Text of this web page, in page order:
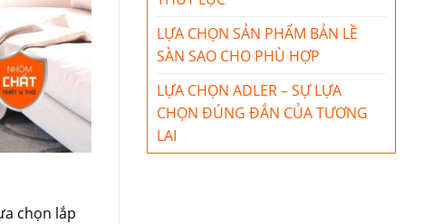
chọn lắp
LỰA CHỌN SẢN PHẨM BẢN LỀ
SÀN SAO CHO PHÙ HỢP
LỰA CHỌN ADLER – SỰ LỰA
CHỌN ĐÚNG ĐẮN CỦA TƯƠNG
LAI